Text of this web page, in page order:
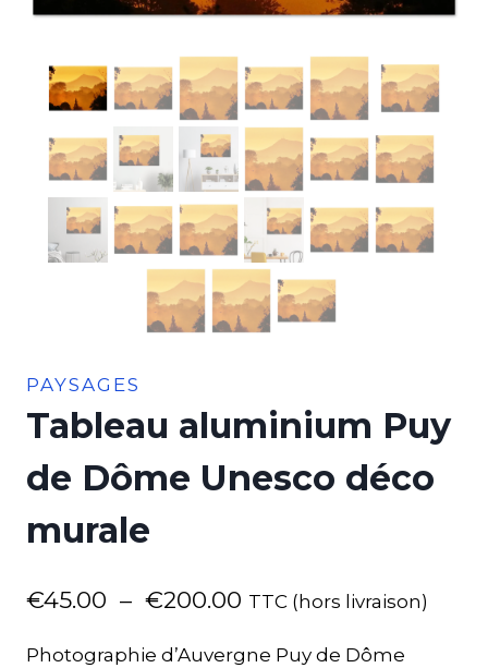
PAYSAGES
Tableau aluminium Puy
de Dôme Unesco déco
murale
€45.00 – €200.00 TTC (hors livraison)
Photographie d’Auvergne Puy de Dôme